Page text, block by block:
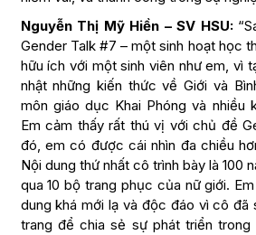
Nguyễn Thị Mỹ Hiền – SV HSU:
Gender Talk #7 – một sinh hoạt học
hữu ích với một sinh viên như em, vì
nhật những kiến thức về Giới và
môn giáo dục Khai Phóng và nhiều
Em cảm thấy rất thú vị với chủ đề
đó, em có được cái nhìn đa chiều
Nội dung thứ nhất cô trình bày là 100
qua 10 bộ trang phục của nữ giới.
dung khá mới lạ và độc đáo vì cô đã
trang để chia sẻ sự phát triển